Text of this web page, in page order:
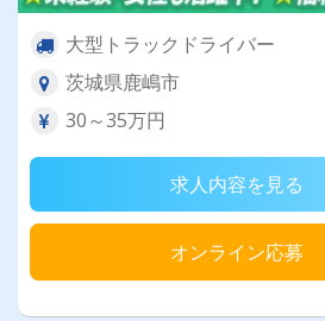
大型トラックドライバー
茨城県鹿嶋市
30～35万円
求人内容を見る
オンライン応募